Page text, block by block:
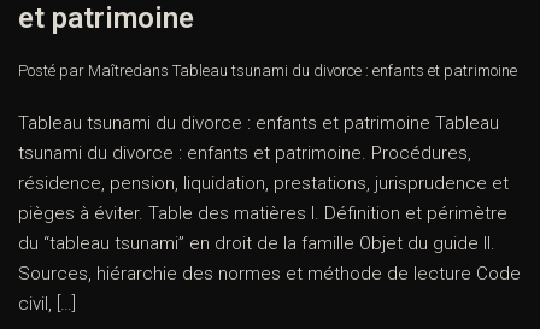
et patrimoine
Posté par Maîtredans Tableau tsunami du divorce : enfants et patrimoine
Tableau tsunami du divorce : enfants et patrimoine Tableau
tsunami du divorce : enfants et patrimoine. Procédures,
résidence, pension, liquidation, prestations, jurisprudence et
pièges à éviter. Table des matières I. Définition et périmètre
du “tableau tsunami” en droit de la famille Objet du guide II.
Sources, hiérarchie des normes et méthode de lecture Code
civil, […]